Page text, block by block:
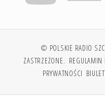
© POLSKIE RADIO
ZASTRZEŻONE. REGULAMIN
PRYWATNOŚCI